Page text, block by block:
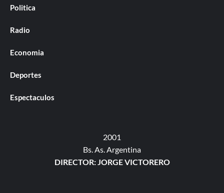
Politica
Radio
Economia
Deportes
Espectaculos
2001
Bs. As. Argentina
DIRECTOR: JORGE VICTORERO